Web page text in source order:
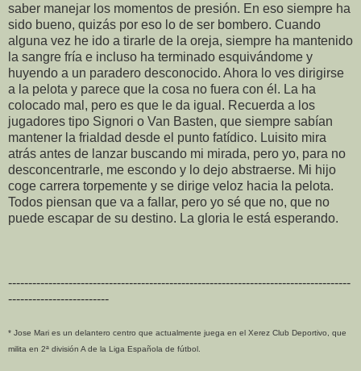
saber manejar los momentos de presión. En eso siempre ha
sido bueno, quizás por eso lo de ser bombero. Cuando
alguna vez he ido a tirarle de la oreja, siempre ha mantenido
la sangre fría e incluso ha terminado esquivándome y
huyendo a un paradero desconocido. Ahora lo ves dirigirse
a la pelota y parece que la cosa no fuera con él. La ha
colocado mal, pero es que le da igual. Recuerda a los
jugadores tipo Signori o Van Basten, que siempre sabían
mantener la frialdad desde el punto fatídico. Luisito mira
atrás antes de lanzar buscando mi mirada, pero yo, para no
desconcentrarle, me escondo y lo dejo abstraerse. Mi hijo
coge carrera torpemente y se dirige veloz hacia la pelota.
Todos piensan que va a fallar, pero yo sé que no, que no
puede escapar de su destino. La gloria le está esperando.
-------------------------------------------------------------------------------------
-------------------------
* Jose Mari es un delantero centro que actualmente juega en el Xerez Club Deportivo, que
milita en 2ª división A de la Liga Española de fútbol.